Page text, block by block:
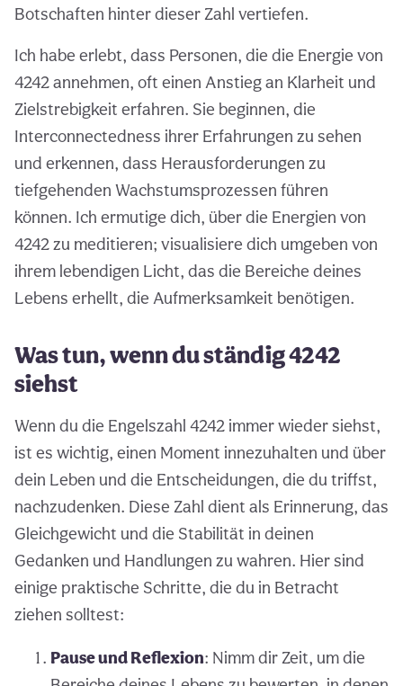
Botschaften hinter dieser Zahl vertiefen.
Ich habe erlebt, dass Personen, die die Energie von
4242 annehmen, oft einen Anstieg an Klarheit und
Zielstrebigkeit erfahren. Sie beginnen, die
Interconnectedness ihrer Erfahrungen zu sehen
und erkennen, dass Herausforderungen zu
tiefgehenden Wachstumsprozessen führen
können. Ich ermutige dich, über die Energien von
4242 zu meditieren; visualisiere dich umgeben von
ihrem lebendigen Licht, das die Bereiche deines
Lebens erhellt, die Aufmerksamkeit benötigen.
Was tun, wenn du ständig 4242
siehst
Wenn du die Engelszahl 4242 immer wieder siehst,
ist es wichtig, einen Moment innezuhalten und über
dein Leben und die Entscheidungen, die du triffst,
nachzudenken. Diese Zahl dient als Erinnerung, das
Gleichgewicht und die Stabilität in deinen
Gedanken und Handlungen zu wahren. Hier sind
einige praktische Schritte, die du in Betracht
ziehen solltest:
Pause und Reflexion: Nimm dir Zeit, um die